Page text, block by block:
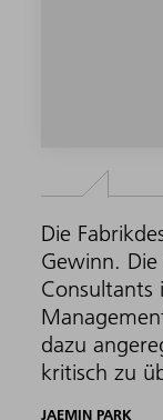
Die
Gewinn.
Consultants
dazu
kritisch zu
JAEMIN PARK